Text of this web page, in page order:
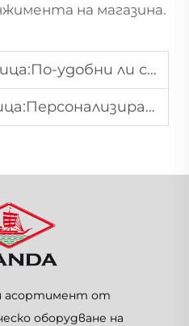
на магазина.
По-удобни ли са кошниците с две дръжки?
Персонализирани рафтови решения за вериги магазини
асортимент от
оборудване на